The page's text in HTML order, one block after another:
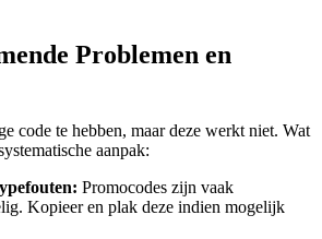
Problemen en
code te hebben, maar deze werkt niet. Wat
aanpak:
Promocodes zijn vaak
Kopieer en plak deze indien mogelijk